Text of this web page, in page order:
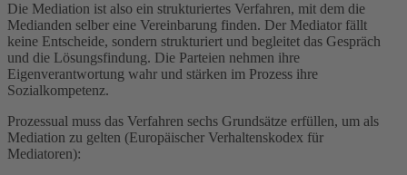
Die Mediation ist also ein strukturiertes Verfahren, mit dem die
Medianden selber eine Vereinbarung finden. Der Mediator fällt
keine Entscheide, sondern strukturiert und begleitet das Gespräch
und die Lösungsfindung. Die Parteien nehmen ihre
Eigenverantwortung wahr und stärken im Prozess ihre
Sozialkompetenz.
Prozessual muss das Verfahren sechs Grundsätze erfüllen, um als
Mediation zu gelten (Europäischer Verhaltenskodex für
Mediatoren):